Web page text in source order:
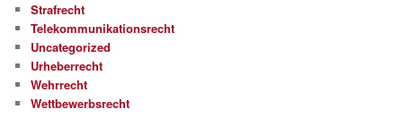
Strafrecht
Telekommunikationsrecht
Uncategorized
Urheberrecht
Wehrrecht
Wettbewerbsrecht